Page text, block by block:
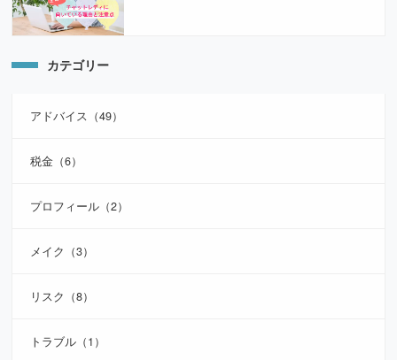
カテゴリー
アドバイス（49）
税金（6）
プロフィール（2）
メイク（3）
リスク（8）
トラブル（1）